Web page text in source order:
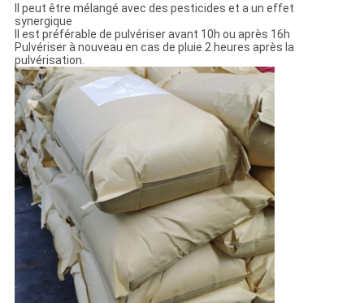
Il peut être mélangé avec des pesticides et a un effet
synergique
Il est préférable de pulvériser avant 10h ou après 16h
Pulvériser à nouveau en cas de pluie 2 heures après la
pulvérisation.